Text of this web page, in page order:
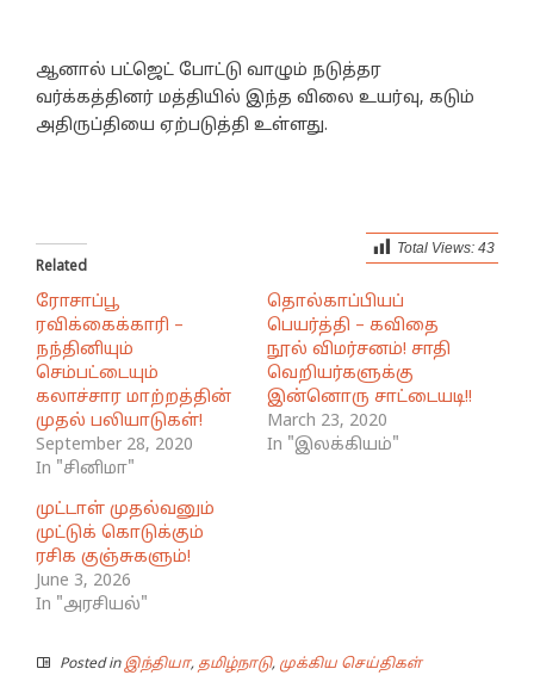
ஆனால் பட்ஜெட் போட்டு வாழும் நடுத்தர
வர்க்கத்தினர் மத்தியில் இந்த விலை உயர்வு, கடும்
அதிருப்தியை ஏற்படுத்தி உள்ளது.
Total Views: 43
Related
ரோசாப்பூ
ரவிக்கைக்காரி –
நந்தினியும்
செம்பட்டையும்
கலாச்சார மாற்றத்தின்
முதல் பலியாடுகள்!
September 28, 2020
In "சினிமா"
தொல்காப்பியப்
பெயர்த்தி – கவிதை
நூல் விமர்சனம்! சாதி
வெறியர்களுக்கு
இன்னொரு சாட்டையடி!!
March 23, 2020
In "இலக்கியம்"
முட்டாள் முதல்வனும்
முட்டுக் கொடுக்கும்
ரசிக குஞ்சுகளும்!
June 3, 2026
In "அரசியல்"
Posted inஇந்தியா, தமிழ்நாடு, முக்கிய செய்திகள்